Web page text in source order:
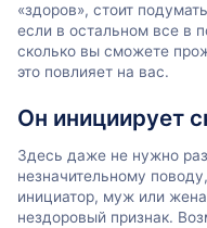
«здоров», стоит
если в остальном все в
сколько вы сможете
это повлияет на вас.
Он инициирует
Здесь даже не нужно
незначительному
инициатор, муж или
нездоровый признак.